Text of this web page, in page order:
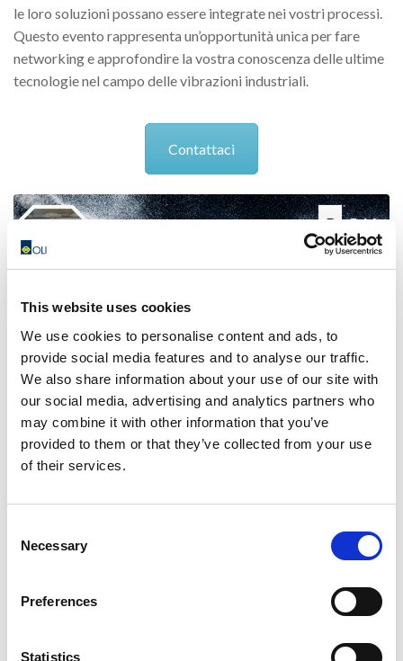
This website uses cookies
We use cookies to personalise content and ads, to
provide social media features and to analyse our traffic.
We also share information about your use of our site with
our social media, advertising and analytics partners who
may combine it with other information that you’ve
provided to them or that they’ve collected from your use
of their services.
Selection
Necessary
Preferences
Statistics
le loro soluzioni possano essere integrate nei vostri processi.
Questo evento rappresenta un’opportunità unica per fare
networking e approfondire la vostra conoscenza delle ultime
tecnologie nel campo delle vibrazioni industriali.
Contattaci